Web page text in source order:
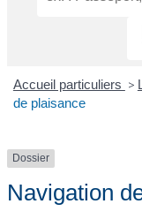
Accueil particuliers >
de plaisance
Dossier
Navigation